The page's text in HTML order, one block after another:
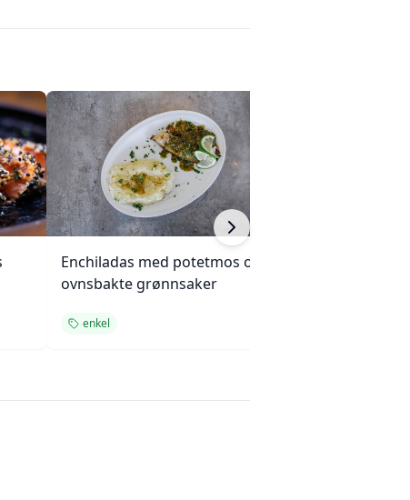
Enchiladas med potetmos og
ovnsbakte grønnsaker
enkel